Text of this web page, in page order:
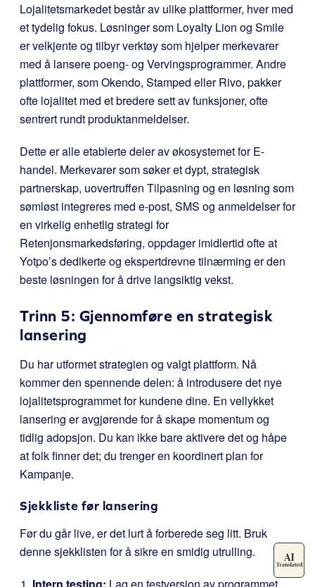
Lojalitetsmarkedet består av ulike plattformer, hver med
et tydelig fokus. Løsninger som Loyalty Lion og Smile
er velkjente og tilbyr verktøy som hjelper merkevarer
med å lansere poeng- og Vervingsprogrammer. Andre
plattformer, som Okendo, Stamped eller Rivo, pakker
ofte lojalitet med et bredere sett av funksjoner, ofte
sentrert rundt produktanmeldelser.
Dette er alle etablerte deler av økosystemet for E-
handel. Merkevarer som søker et dypt, strategisk
partnerskap, uovertruffen Tilpasning og en løsning som
sømløst integreres med e-post, SMS og anmeldelser for
en virkelig enhetlig strategi for
Retenjonsmarkedsføring, oppdager imidlertid ofte at
Yotpo’s dedikerte og ekspertdrevne tilnærming er den
beste løsningen for å drive langsiktig vekst.
Trinn 5: Gjennomføre en strategisk
lansering
Du har utformet strategien og valgt plattform. Nå
kommer den spennende delen: å introdusere det nye
lojalitetsprogrammet for kundene dine. En vellykket
lansering er avgjørende for å skape momentum og
tidlig adopsjon. Du kan ikke bare aktivere det og håpe
at folk finner det; du trenger en koordinert plan for
Kampanje.
Sjekkliste før lansering
Før du går live, er det lurt å forberede seg litt. Bruk
denne sjekklisten for å sikre en smidig utrulling.